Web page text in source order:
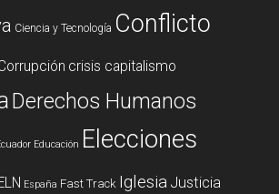
Ciencia y Tecnología Conflicto
crisis capitalismo
Derechos Humanos
Educación Elecciones
España Fast Track Iglesia Justicia